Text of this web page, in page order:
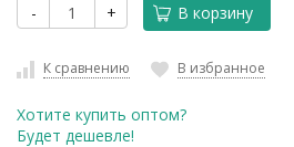
- + В корзину
К сравнению В избранное
Хотите купить оптом?
Будет дешевле!